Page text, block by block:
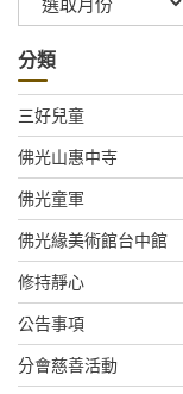
整
分類
三好兒童
佛光山惠中寺
佛光童軍
佛光緣美術館台中館
修持靜心
公告事項
分會慈善活動